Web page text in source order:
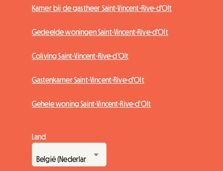
Kamer bij de gastheer Saint-Vincent-Rive-d'Olt
Gedeelde woningen Saint-Vincent-Rive-d'Olt
Coliving Saint-Vincent-Rive-d'Olt
Gastenkamer Saint-Vincent-Rive-d'Olt
Gehele woning Saint-Vincent-Rive-d'Olt
Land